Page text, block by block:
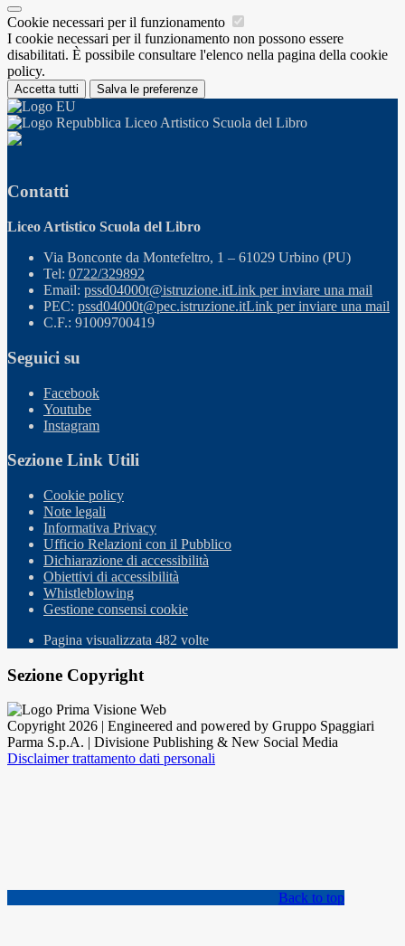
Cookie necessari per il funzionamento
I cookie necessari per il funzionamento non possono essere
disabilitati. È possibile consultare l'elenco nella pagina della cookie
policy.
Accetta tutti Salva le preferenze
Liceo Artistico Scuola del Libro
Contatti
Liceo Artistico Scuola del Libro
Via Bonconte da Montefeltro, 1 – 61029 Urbino (PU)
Tel: 0722/329892
Email: pssd04000t@istruzione.itLink per inviare una mail
PEC: pssd04000t@pec.istruzione.itLink per inviare una mail
C.F.: 91009700419
Seguici su
Facebook
Youtube
Instagram
Sezione Link Utili
Cookie policy
Note legali
Informativa Privacy
Ufficio Relazioni con il Pubblico
Dichiarazione di accessibilità
Obiettivi di accessibilità
Whistleblowing
Gestione consensi cookie
Pagina visualizzata 482 volte
Sezione Copyright
Copyright 2026 | Engineered and powered by Gruppo Spaggiari
Parma S.p.A. | Divisione Publishing & New Social Media
Disclaimer trattamento dati personali
Back to top